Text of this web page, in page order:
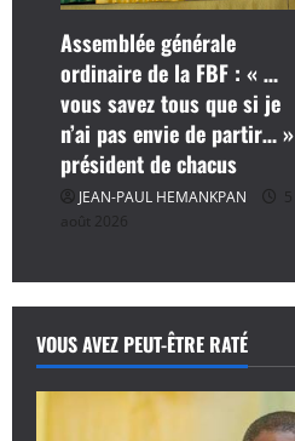
Assemblée générale
ordinaire de la FBF : « …
vous savez tous que si je
n’ai pas envie de partir… »
président de chacus
JEAN-PAUL HEMANKPAN
5
août 2026
VOUS AVEZ PEUT-ÊTRE RATÉ